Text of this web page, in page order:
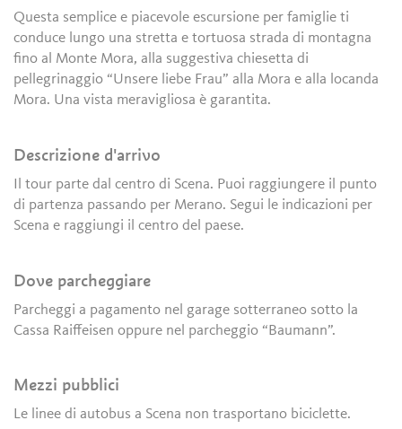
Questa semplice e piacevole escursione per famiglie ti
conduce lungo una stretta e tortuosa strada di montagna
fino al Monte Mora, alla suggestiva chiesetta di
pellegrinaggio “Unsere liebe Frau” alla Mora e alla locanda
Mora. Una vista meravigliosa è garantita.
Descrizione d'arrivo
Il tour parte dal centro di Scena. Puoi raggiungere il punto
di partenza passando per Merano. Segui le indicazioni per
Scena e raggiungi il centro del paese.
Dove parcheggiare
Parcheggi a pagamento nel garage sotterraneo sotto la
Cassa Raiffeisen oppure nel parcheggio “Baumann”.
Mezzi pubblici
Le linee di autobus a Scena non trasportano biciclette.